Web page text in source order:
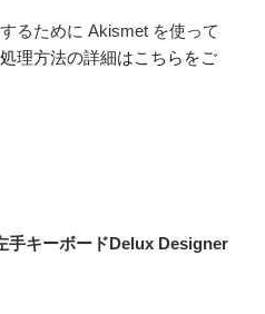
るために Akismet を使って
理方法の詳細はこちらをご
手キーボードDelux Designer